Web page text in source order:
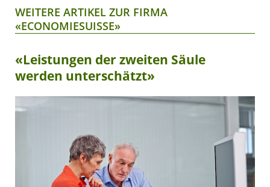
WEITERE ARTIKEL ZUR FIRMA
«ECONOMIESUISSE»
«Leistungen der zweiten Säule
werden unterschätzt»